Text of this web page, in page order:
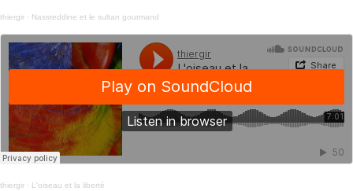
thiergir · Nassreddine et le sultan gourmand
thiergir · L'oiseau et la liberté